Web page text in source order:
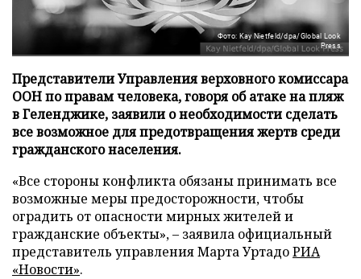
Фото: Kay Nietfeld/dpa/Global Look
Press
Представители Управления верховного комиссара
ООН по правам человека, говоря об атаке на пляж
в Геленджике, заявили о необходимости сделать
все возможное для предотвращения жертв среди
гражданского населения.
«Все стороны конфликта обязаны принимать все
возможные меры предосторожности, чтобы
оградить от опасности мирных жителей и
гражданские объекты», – заявила официальный
представитель управления Марта УртадоРИА
«Новости».